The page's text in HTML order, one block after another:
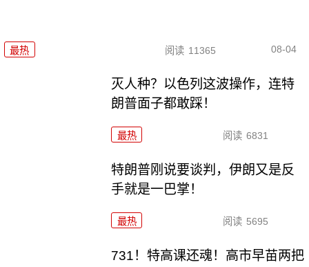
最热 阅读 11365 08-04
灭人种？以色列这波操作，连特
朗普面子都敢踩！
最热 阅读 6831
特朗普刚说要谈判，伊朗又是反
手就是一巴掌！
最热 阅读 5695
731！特高课还魂！高市早苗两把